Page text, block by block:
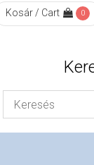
Kosár / Cart 0